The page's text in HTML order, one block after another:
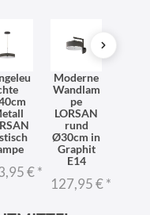
€*
Moderne
Wandlam
pe
LORSAN
rund
Ø30cm in
Graphit
E14
127,95 €*